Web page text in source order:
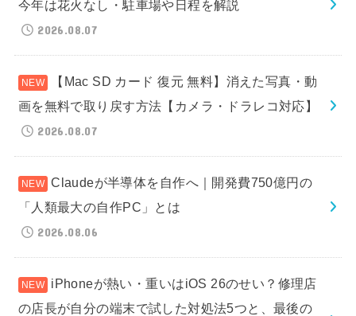
今年は花火なし・駐車場や日程を解説
2026.08.07
【Mac SD カード 復元 無料】消えた写真・動
画を無料で取り戻す方法【カメラ・ドラレコ対応】
2026.08.07
Claudeが半導体を自作へ｜開発費750億円の
「人類最大の自作PC」とは
2026.08.06
iPhoneが熱い・重いはiOS 26のせい？修理店
の店長が自分の端末で試した対処法5つと、最後の